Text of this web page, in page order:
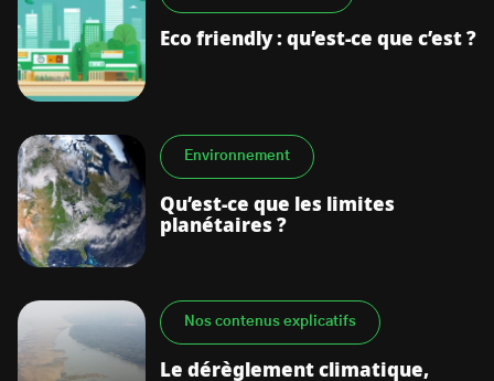
Eco friendly : qu’est-ce que c’est ?
Environnement
Qu’est-ce que les limites
planétaires ?
Nos contenus explicatifs
Le dérèglement climatique,